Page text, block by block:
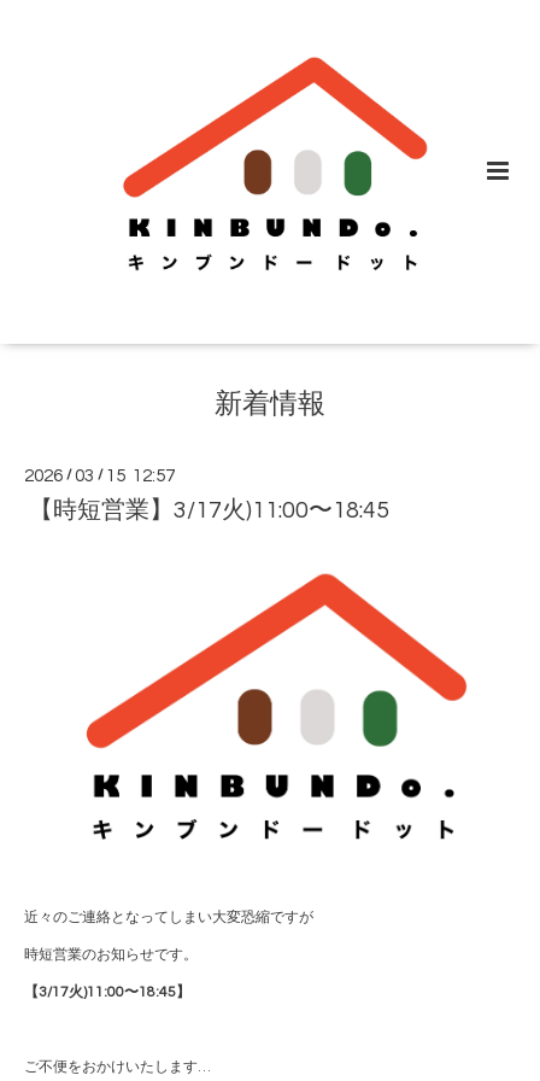
新着情報
2026 /03 / 15 12:57
【時短営業】3/17火)11:00〜18:45
近々のご連絡となってしまい大変恐縮ですが
時短営業のお知らせです。
【3/17火)11:00〜18:45】
ご不便をおかけいたします…